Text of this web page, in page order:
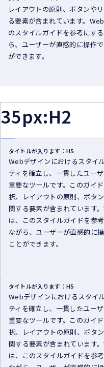
レイアウトの原則、ボタンや
る要素が含まれています。
のスタイルガイドを参考にす
ら、ユーザーが直感的に操作
ができます。
35px:H2
タイトルが入ります：H5
Webデザインにおけるスタイ
ティを確立し、一貫したユー
重要なツールです。このガイ
択、レイアウトの原則、ボタ
関する要素が含まれています
は、このスタイルガイドを参
ながら、ユーザーが直感的に
ことができます。
タイトルが入ります：H5
Webデザインにおけるスタイ
ティを確立し、一貫したユー
重要なツールです。このガイ
択、レイアウトの原則、ボタ
関する要素が含まれています
は、このスタイルガイドを参